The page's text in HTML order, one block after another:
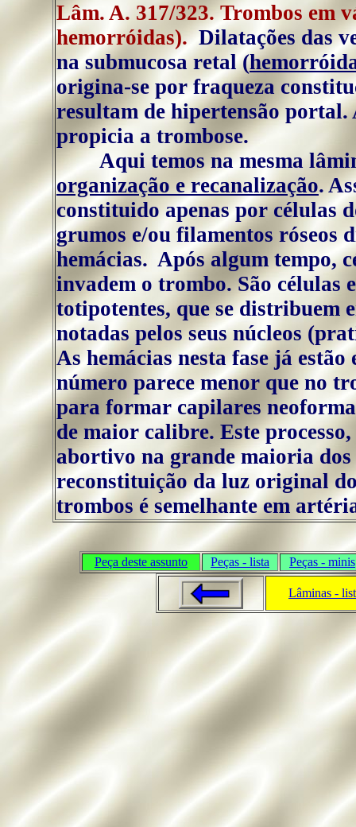
Lâm. A. 317/323. Trombos em
hemorróidas).Dilatações das
na submucosa retal (
origina-se por fraqueza
resultam de hipertensão
propicia a trombose.
Aqui temos na mesma
organização e recanalização.
constituido apenas por células
grumos e/ou filamentos róseos
hemácias. Após algum tempo,
invadem o trombo. São células
totipotentes, que se distribuem
notadas pelos seus núcleos
As hemácias nesta fase já
número parece menor que no
para formar capilares
de maior calibre. Este
abortivo na grande maioria dos
reconstituição da luz original
trombos é semelhante em
Peça deste assunto Peças - lista Peças - minis
Lâminas -